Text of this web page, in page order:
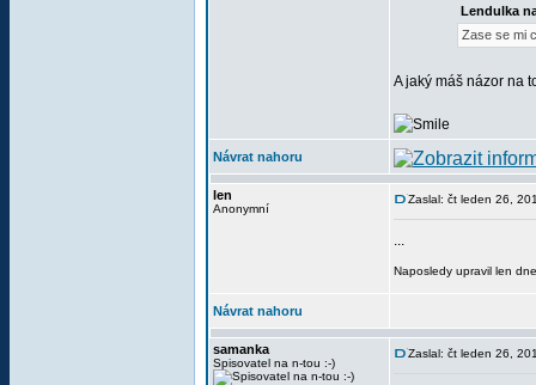
Lendulka
Zase se mi
A jaký máš názor na
Návrat nahoru
len
Anonymní
Zaslal: čt leden 26,
...
Naposledy upravil len
Návrat nahoru
samanka
Spisovatel na n-tou :-)
Zaslal: čt leden 26,